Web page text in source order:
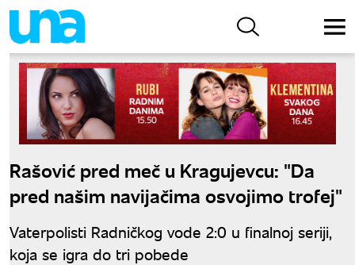
Rašović pred meč u Kragujevcu: "Da
pred našim navijačima osvojimo trofej"
Vaterpolisti Radničkog vode 2:0 u finalnoj seriji,
koja se igra do tri pobede